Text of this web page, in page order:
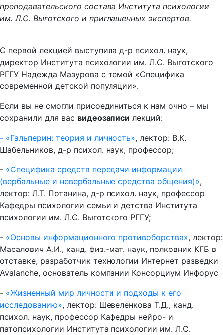
преподавательского состава Института психологии
им. Л.С. Выготского и приглашенных экспертов.
С первой лекцией выступила д-р психол. наук,
директор Института психологии им. Л.С. Выготского
РГГУ Надежда Мазурова с темой «Специфика
современной детской популяции».
Если вы не смогли присоединиться к нам очно – мы
сохранили для вас видеозаписи лекций:
- «Гальперин: теория и личность», лектор: В.К.
Шабельников, д-р психол. наук, профессор;
- «Специфика средств передачи информации
(вербальные и невербальные средства общения)»,
лектор: Л.Т. Потанина, д-р психол. наук, профессор
Кафедры психологии семьи и детства Института
психологии им. Л.С. Выготского РГГУ;
- «Основы информационного противоборства», лектор:
Масалович А.И., канд. физ.-мат. наук, полковник КГБ в
отставке, разработчик технологии Интернет разведки
Avalanche, основатель компании Консорциум Инфорус
- «Жизненный мир личности и подходы к его
исследованию», лектор: Шевеленкова Т.Д., канд.
психол. наук, профессор Кафедры нейро- и
патопсихологии Института психологии им. Л.С.